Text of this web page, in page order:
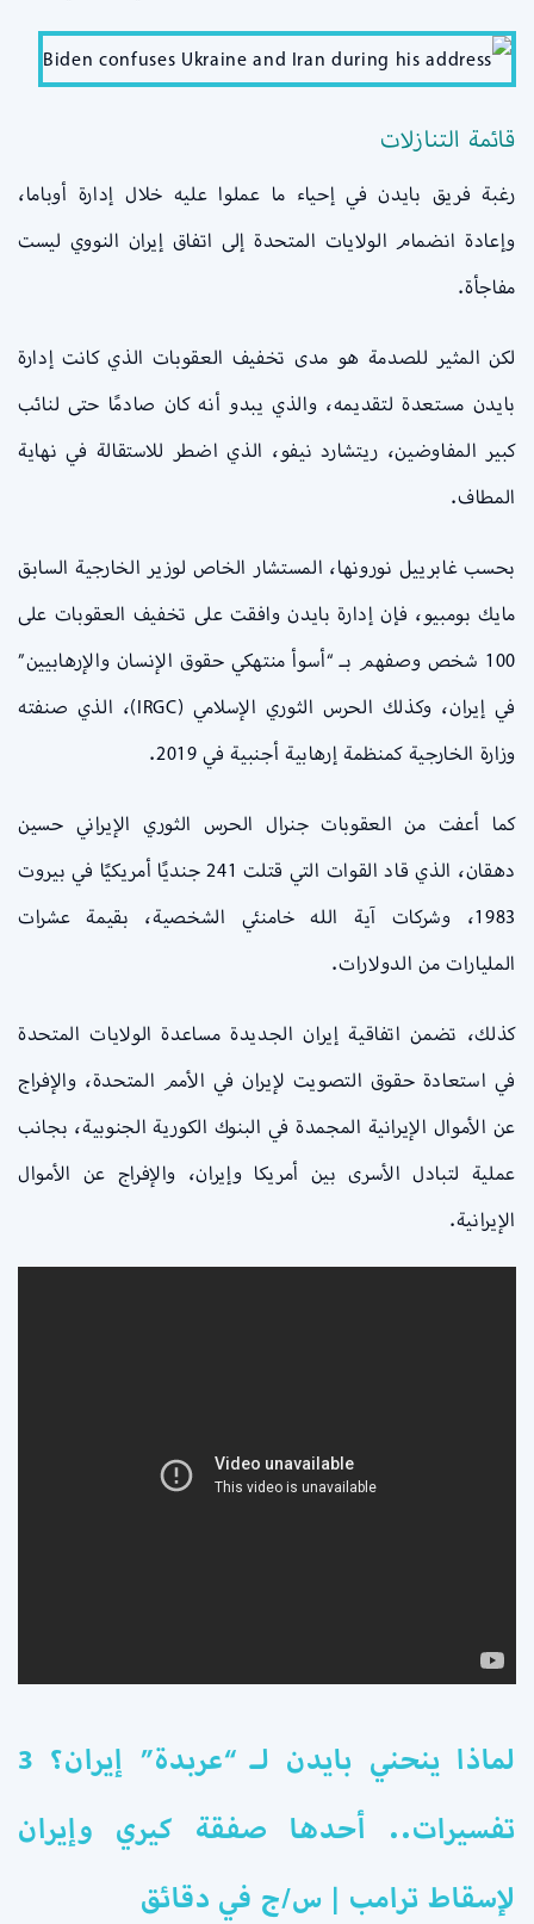
قائمة التنازلات
رغبة فريق بايدن في إحياء ما عملوا عليه خلال إدارة أوباما،
وإعادة انضمام الولايات المتحدة إلى اتفاق إيران النووي ليست
مفاجأة.
لكن المثير للصدمة هو مدى تخفيف العقوبات الذي كانت إدارة
بايدن مستعدة لتقديمه، والذي يبدو أنه كان صادمًا حتى لنائب
كبير المفاوضين، ريتشارد نيفو، الذي اضطر للاستقالة في نهاية
المطاف.
بحسب غابرييل نورونها، المستشار الخاص لوزير الخارجية السابق
مايك بومبيو، فإن إدارة بايدن وافقت على تخفيف العقوبات على
100 شخص وصفهم بـ “أسوأ منتهكي حقوق الإنسان والإرهابيين”
في إيران، وكذلك الحرس الثوري الإسلامي (IRGC)، الذي صنفته
وزارة الخارجية كمنظمة إرهابية أجنبية في 2019.
كما أعفت من العقوبات جنرال الحرس الثوري الإيراني حسين
دهقان، الذي قاد القوات التي قتلت 241 جنديًا أمريكيًا في بيروت
1983، وشركات آية الله خامنئي الشخصية، بقيمة عشرات
المليارات من الدولارات.
كذلك، تضمن اتفاقية إيران الجديدة مساعدة الولايات المتحدة
في استعادة حقوق التصويت لإيران في الأمم المتحدة، والإفراج
عن الأموال الإيرانية المجمدة في البنوك الكورية الجنوبية، بجانب
عملية لتبادل الأسرى بين أمريكا وإيران، والإفراج عن الأموال
الإيرانية.
لماذا ينحني بايدن لـ “عربدة” إيران؟ 3
تفسيرات.. أحدها صفقة كيري وإيران
لإسقاط ترامب | س/ج في دقائق